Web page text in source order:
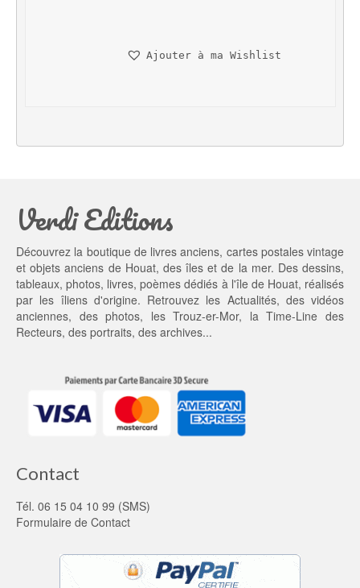
i
é
t :
5,
0
0 €.
t
s
Ajouter à ma Wishlist
Verdi Editions
Découvrez la boutique de livres anciens, cartes postales vintage
et objets anciens de Houat, des îles et de la mer. Des dessins,
tableaux, photos, livres, poèmes dédiés à l'île de Houat, réalisés
par les îliens d'origine. Retrouvez les Actualités, des vidéos
anciennes, desphotos, lesTrouz-er-Mor, laTime-Line des
Recteurs, des portraits, des archives...
Contact
Tél. 06 15 04 10 99 (SMS)
Formulaire de Contact